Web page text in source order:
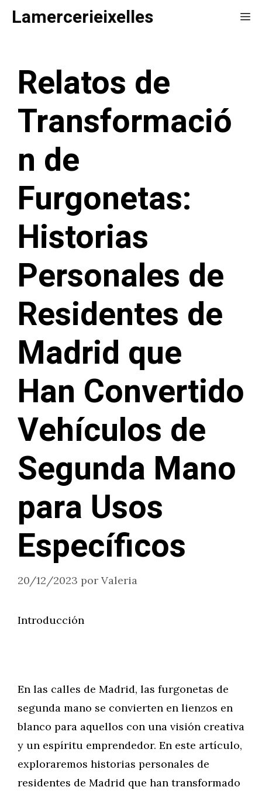
SaltarLamercerieixelles
Relatos de
Transformació
n de
Furgonetas:
Historias
Personales de
Residentes de
Madrid que
Han Convertido
Vehículos de
Segunda Mano
para Usos
Específicos
20/12/2023 por Valeria
Introducción
En las calles de Madrid, las furgonetas de
segunda mano se convierten en lienzos en
blanco para aquellos con una visión creativa
y un espíritu emprendedor. En este artículo,
exploraremos historias personales de
residentes de Madrid que han transformado